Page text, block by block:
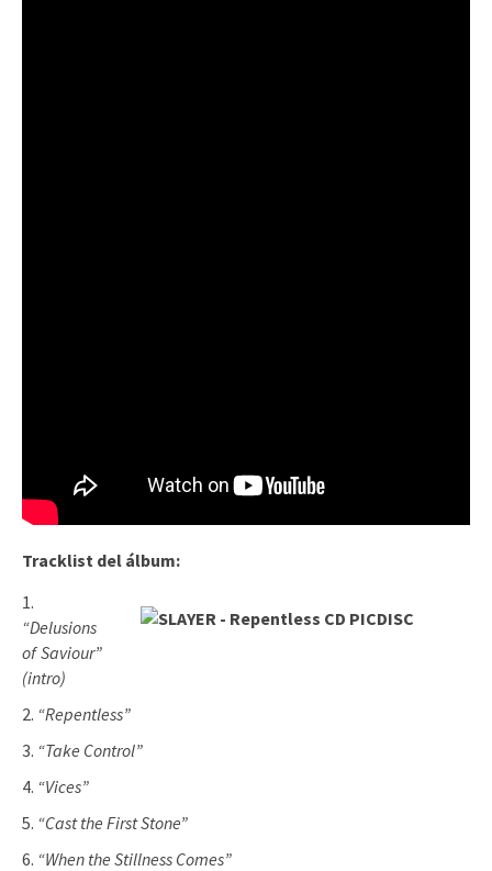
Tracklist del álbum:
“Delusions
of Saviour”
(intro)
“Repentless”
“Take Control”
“Vices”
“Cast the First Stone”
“When the Stillness Comes”